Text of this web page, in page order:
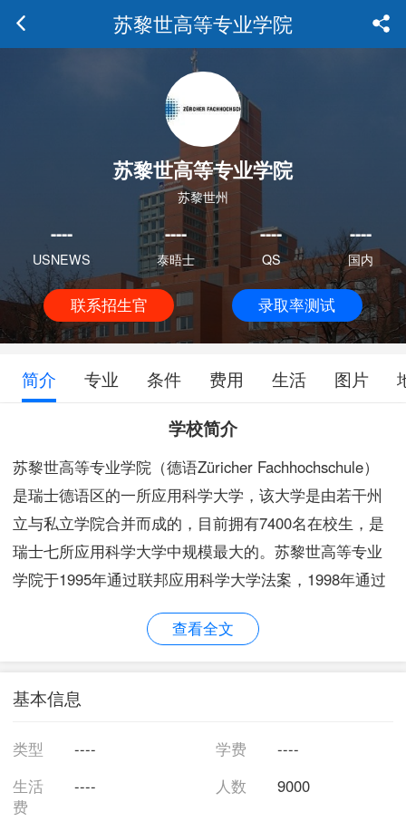
苏黎世高等专业学院
苏黎世高等专业学院
苏黎世州
----
USNEWS
----
泰晤士
----
QS
----
国内
联系招生官 录取率测试
简介 专业 条件 费用 生活 图片
学校简介
苏黎世高等专业学院（德语Züricher Fachhochschule）
是瑞士德语区的一所应用科学大学，该大学是由若干州
立与私立学院合并而成的，目前拥有7400名在校生，是
瑞士七所应用科学大学中规模最大的。苏黎世高等专业
学院于1995年通过联邦应用科学大学法案，1998年通过
苏黎世法案而正式成立。苏黎世高等专业学院下辖苏黎
世应用科学学院、苏黎世艺术学院、苏黎世师范学院、
高等专业学院提供本科与研究生层次的高等教育，其主
的课程。苏黎世高等专业学院开设的本科专业有建筑
学、计算机科学、工商管理学、机械工程、…
查看全文
基本信息
类型 ---- 学费
----
生活
费
---- 人数 9000